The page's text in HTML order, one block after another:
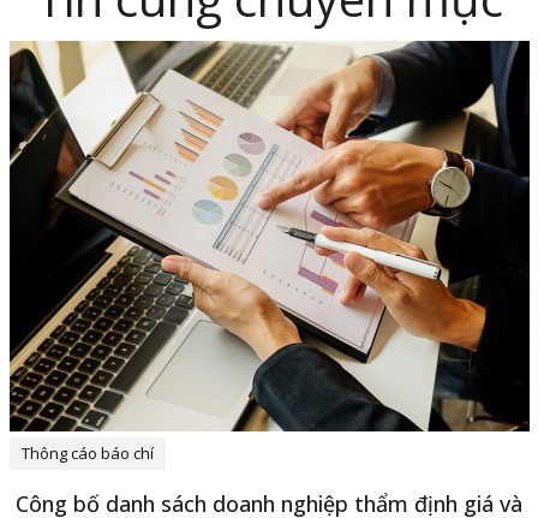
Thông cáo báo chí
Công bố danh sách doanh nghiệp thẩm định giá và